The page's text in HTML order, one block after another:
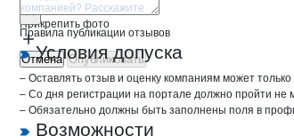
Прикрепить фото
Отмена Опубликовать
Правила публикации отзывов
Условия допуска
– Оставлять отзыв и оценку компаниям может
– Со дня регистрации на портале должно пройти не
– Обязательно должны быть заполнены поля в
Возможности